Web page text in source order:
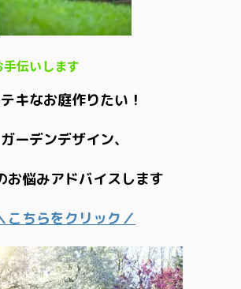
伝いします
キなお庭作りたい！
ガーデンデザイン、
お悩みアドバイスします
こちらをクリック／